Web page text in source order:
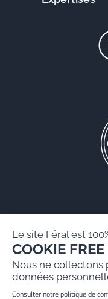
Politique de
Le site Féral est
COOKIE FREE
Nous ne collectons
données
Consulter notre politique de